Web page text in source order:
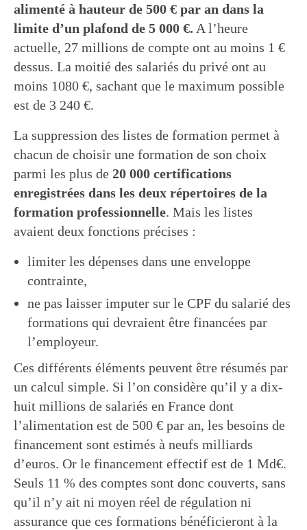
alimenté à hauteur de 500 € par an dans la
limite d’un plafond de 5 000 €. A l’heure
actuelle, 27 millions de compte ont au moins 1 €
dessus. La moitié des salariés du privé ont au
moins 1080 €, sachant que le maximum possible
est de 3 240 €.
La suppression des listes de formation permet à
chacun de choisir une formation de son choix
parmi les plus de 20 000 certifications
enregistrées dans les deux répertoires de la
formation professionnelle. Mais les listes
avaient deux fonctions précises :
limiter les dépenses dans une enveloppe
contrainte,
ne pas laisser imputer sur le CPF du salarié des
formations qui devraient être financées par
l’employeur.
Ces différents éléments peuvent être résumés par
un calcul simple. Si l’on considère qu’il y a dix-
huit millions de salariés en France dont
l’alimentation est de 500 € par an, les besoins de
financement sont estimés à neufs milliards
d’euros. Or le financement effectif est de 1 Md€.
Seuls 11 % des comptes sont donc couverts, sans
qu’il n’y ait ni moyen réel de régulation ni
assurance que ces formations bénéficieront à la